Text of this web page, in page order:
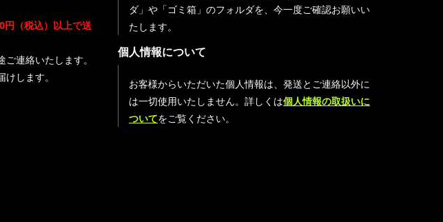
円（税込）以上で送
連絡いたします。
します。
ダ」や「ゴミ箱」のフォルダを、今一度ご確認お願いい
たします。
個人情報について
お客様からいただいた個人情報は、発送とご連絡以外に
は一切使用いたしません。詳しくは個人情報の取扱いに
ついてをご覧ください。